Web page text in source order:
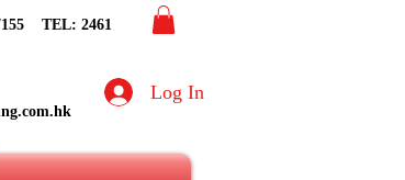
TEL: 2461
Log In